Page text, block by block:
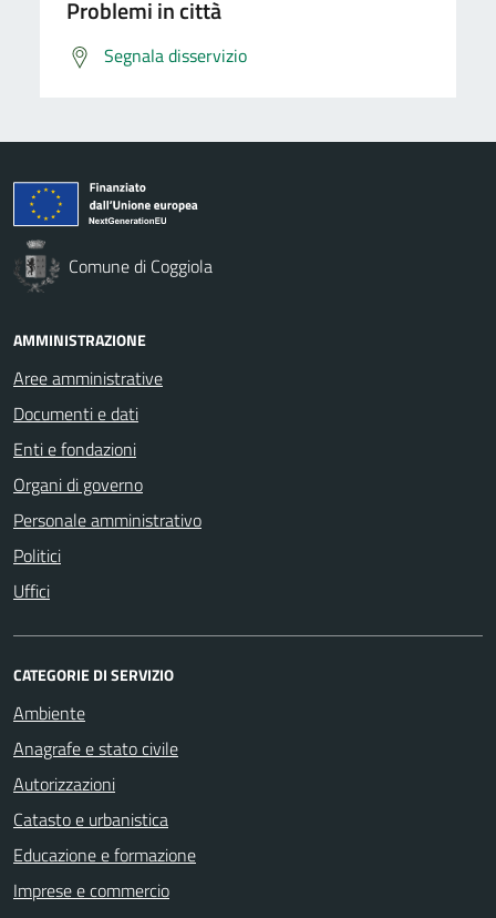
Problemi in città
Segnala disservizio
Comune di Coggiola
AMMINISTRAZIONE
Aree amministrative
Documenti e dati
Enti e fondazioni
Organi di governo
Personale amministrativo
Politici
Uffici
CATEGORIE DI SERVIZIO
Ambiente
Anagrafe e stato civile
Autorizzazioni
Catasto e urbanistica
Educazione e formazione
Imprese e commercio